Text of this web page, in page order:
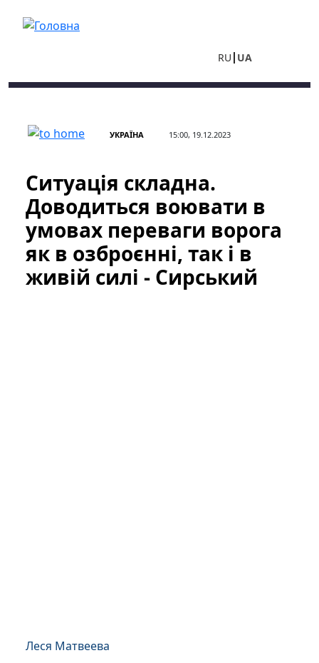
RU UA
УКРАЇНА 15:00, 19.12.2023
Ситуація складна.
Доводиться воювати в
умовах переваги ворога
як в озброєнні, так і в
живій силі - Сирський
Леся Матвеева